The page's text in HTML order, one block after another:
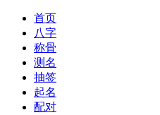
首页
八字
称骨
测名
抽签
起名
配对